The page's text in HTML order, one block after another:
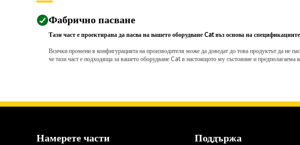
Фабрично пасване
Тази част е проектирана да пасва на вашето оборудване Cat въз основа на
Всички промени в конфигурацията на производителя може да доведат до това продуктът да не
че тази част е подходяща за вашето оборудване Cat в настоящото му състояние и
Намерете части Поддържа